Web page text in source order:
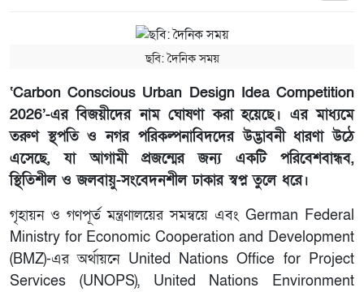
ছবি: দৈনিক সময়
‘Carbon Conscious Urban Design Idea Competition
2026’-এর বিজয়ীদের নাম ঘোষণা করা হয়েছে। এর মাধ্যমে
তরুণ স্থপতি ও নগর পরিকল্পনাবিদদের উদ্ভাবনী ধারণা উঠে
এসেছে, যা আগামী প্রজন্মের জন্য একটি পরিবেশবান্ধব,
স্থিতিশীল ও জলবায়ু-সংবেদনশীল ঢাকার স্বপ্ন তুলে ধরে।
গৃহায়ন ও গণপূর্ত মন্ত্রণালয়ের সমন্বয়ে এবং German Federal
Ministry for Economic Cooperation and Development
(BMZ)-এর অর্থায়নে United Nations Office for Project
Services (UNOPS), United Nations Environment